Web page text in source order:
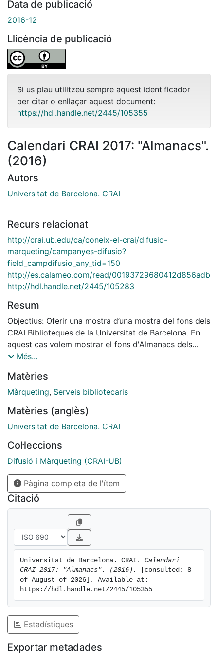
Data de publicació
2016-12
Llicència de publicació
Si us plau utilitzeu sempre aquest identificador
per citar o enllaçar aquest document:
https://hdl.handle.net/2445/105355
Calendari CRAI 2017: "Almanacs".
(2016)
Autors
Universitat de Barcelona. CRAI
Recurs relacionat
http://crai.ub.edu/ca/coneix-el-crai/difusio-
marqueting/campanyes-difusio?
field_campdifusio_any_tid=150
http://es.calameo.com/read/00193729680412d856adb
http://hdl.handle.net/2445/105283
Resum
Objectius: Oferir una mostra d’una mostra del fons dels
CRAI Biblioteques de la Universitat de Barcelona. En
aquest cas volem mostrar el fons d'Almanacs dels
CRAI Biblioteques de Lletres i Pavelló de la República.
base de cartró prim amb imatges procedents de
portades d'Almanacs. - Calendari en format postal. -
Més...
Matèries
Màrqueting, Serveis bibliotecaris
Matèries (anglès)
Universitat de Barcelona. CRAI
Col·leccions
Difusió i Màrqueting (CRAI-UB)
Pàgina completa de l'ítem
Citació
Universitat de Barcelona. CRAI. Calendari
CRAI 2017: "Almanacs". (2016).
[consulted: 8
of August of 2026]. Available at:
https://hdl.handle.net/2445/105355
Estadístiques
Exportar metadades